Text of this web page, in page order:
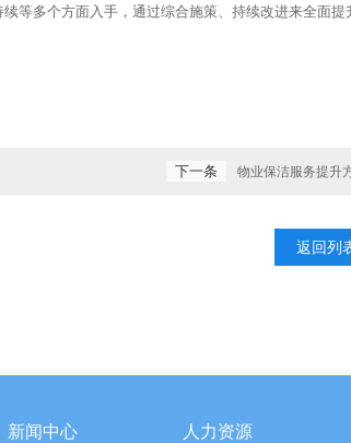
个方面入手，通过综合施策、持续改进来全面提
下一条 物业保洁服务提升
返回列
新闻中心 人力资源